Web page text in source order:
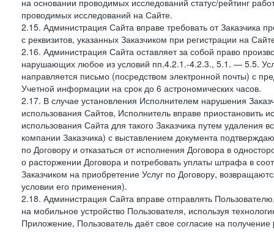
на основании проводимых исследований статус/рейтинг
проводимых исследований на Сайте.
2.15. Администрация Сайта вправе требовать от Заказчика
с реквизитов, указанных Заказчиком при регистрации на
2.16. Администрация Сайта оставляет за собой право
нарушающих любое из условий пп.4.2.1.-4.2.3., 5.1. — 5.5.
направляется письмо (посредством электронной почты) с
Учетной информации на срок до 6 астрономических часов.
2.17. В случае установления Исполнителем нарушения
использования Сайтов, Исполнитель вправе приостановить
использования Сайта для такого Заказчика путем
компании Заказчика) с выставлением документа
по Договору и отказаться от исполнения Договора в
о расторжении Договора и потребовать уплаты штрафа в
Заказчиком на приобретение Услуг по Договору,
условии его применения).
2.18. Администрация Сайта вправе отправлять
на мобильное устройство Пользователя, используя
Приложение, Пользователь даёт свое согласие на